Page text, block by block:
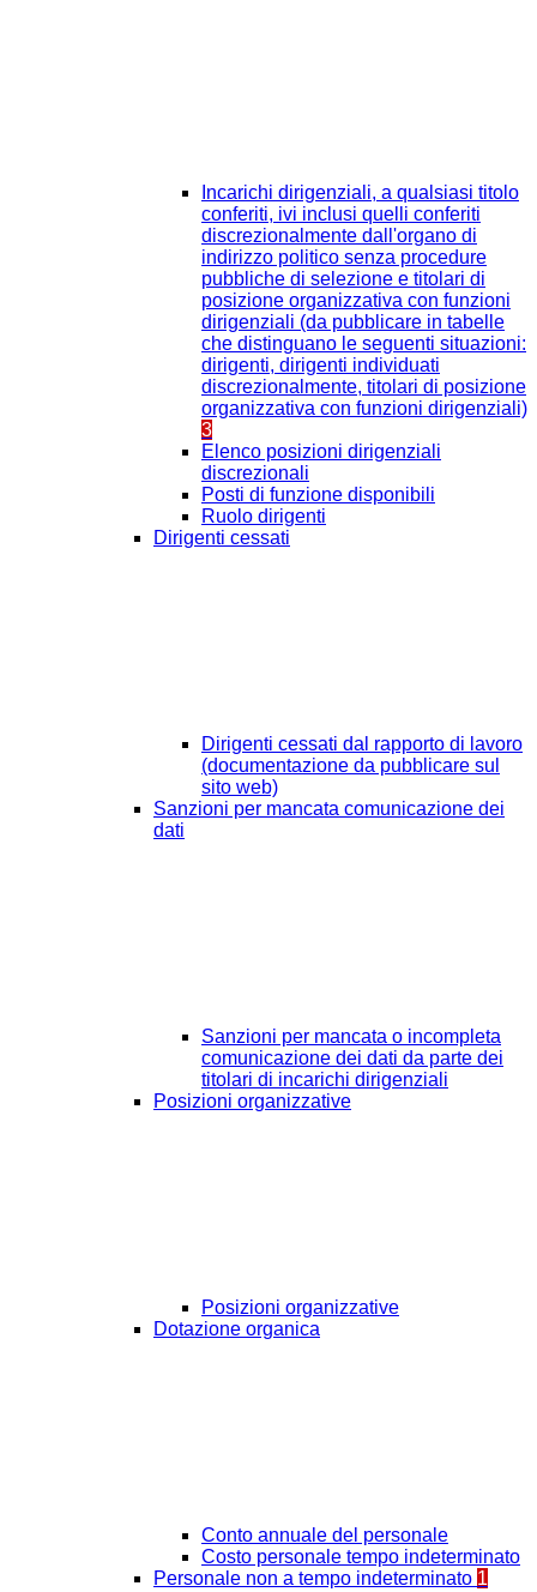
Incarichi dirigenziali, a qualsiasi titolo
conferiti, ivi inclusi quelli conferiti
discrezionalmente dall'organo di
indirizzo politico senza procedure
pubbliche di selezione e titolari di
posizione organizzativa con funzioni
dirigenziali (da pubblicare in tabelle
che distinguano le seguenti situazioni:
dirigenti, dirigenti individuati
discrezionalmente, titolari di posizione
organizzativa con funzioni dirigenziali)
3
Elenco posizioni dirigenziali
discrezionali
Posti di funzione disponibili
Ruolo dirigenti
Dirigenti cessati
Dirigenti cessati dal rapporto di lavoro
(documentazione da pubblicare sul
sito web)
Sanzioni per mancata comunicazione dei
dati
Sanzioni per mancata o incompleta
comunicazione dei dati da parte dei
titolari di incarichi dirigenziali
Posizioni organizzative
Posizioni organizzative
Dotazione organica
Conto annuale del personale
Costo personale tempo indeterminato
Personale non a tempo indeterminato 1